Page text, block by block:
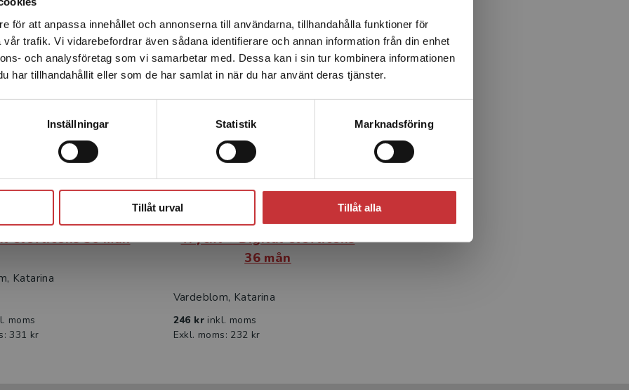
för att anpassa innehållet och annonserna till användarna, tillhandahålla funktioner för
trafik. Vi vidarebefordrar även sådana identifierare och annan information från din enhet
och analysföretag som vi samarbetar med. Dessa kan i sin tur kombinera informationen
har tillhandahållit eller som de har samlat in när du har använt deras tjänster.
Inställningar Statistik Marknadsföring
Tillåt urval Tillåt alla
Det verkar som att du besöker studentlitteratur.se via en
enhet utanför Sverige. Vi erbjuder inte leveranser utanför
Sverige. För att kunna slutföra ett köp måste
leveransadressen vara i Sverige.Läs mer
Relaterat
- Tryckt bok +
elevlicens 36 mån
Katarina
moms
331 kr
Lyckas med svenska 1
Övningsbok Elevpaket -
Tryckt + Digital elevlicens
36 mån
Vardeblom, Katarina
246 kr inkl. moms
Exkl. moms: 232 kr